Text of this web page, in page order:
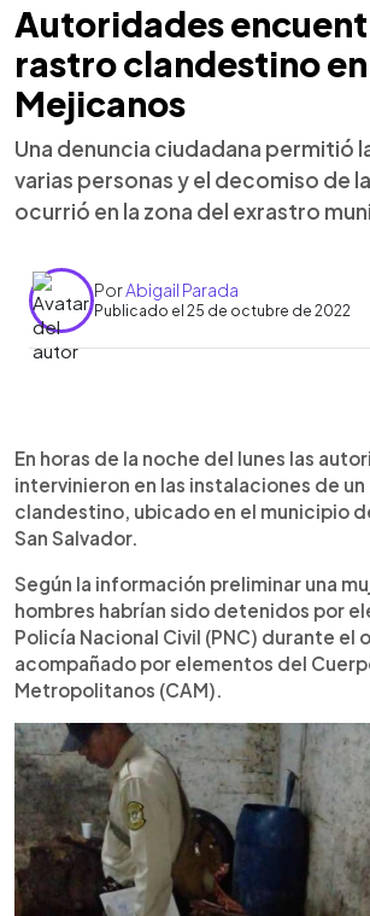
Autoridades
rastro clandestino en
Mejicanos
Una denuncia ciudadana permitió
varias personas y el decomiso de
ocurrió en la zona del exrastro
PorAbigail Parada
Publicado el 25 de octubre de 2022
Escuchar artículo
En horas de la noche del lunes las
intervinieron en las instalaciones de un
clandestino, ubicado en el municipio
San Salvador.
Según la información preliminar una
hombres habrían sido detenidos por
Policía Nacional Civil (PNC) durante el
acompañado por elementos del
Metropolitanos (CAM).